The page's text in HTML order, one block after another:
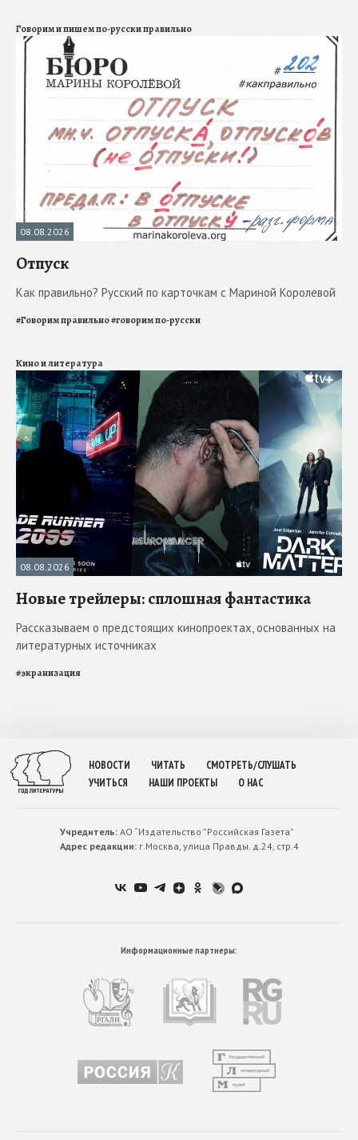
Говорим и пишем по-русски правильно
08.08.2026
Отпуск
Как правильно? Русский по карточкам с Мариной Королевой
#Говорим правильно#говорим по-русски
Кино и литература
08.08.2026
Новые трейлеры: сплошная фантастика
Рассказываем о предстоящих кинопроектах, основанных на
литературных источниках
#экранизация
НОВОСТИ ЧИТАТЬ
СМОТРЕТЬ/СЛУШАТЬ
УЧИТЬСЯ
НАШИ ПРОЕКТЫ О НАС
Учредитель:АО “Издательство ”Российская Газета”
Адрес редакции:г.Москва, улица Правды. д.24, стр.4
Информационные партнеры: